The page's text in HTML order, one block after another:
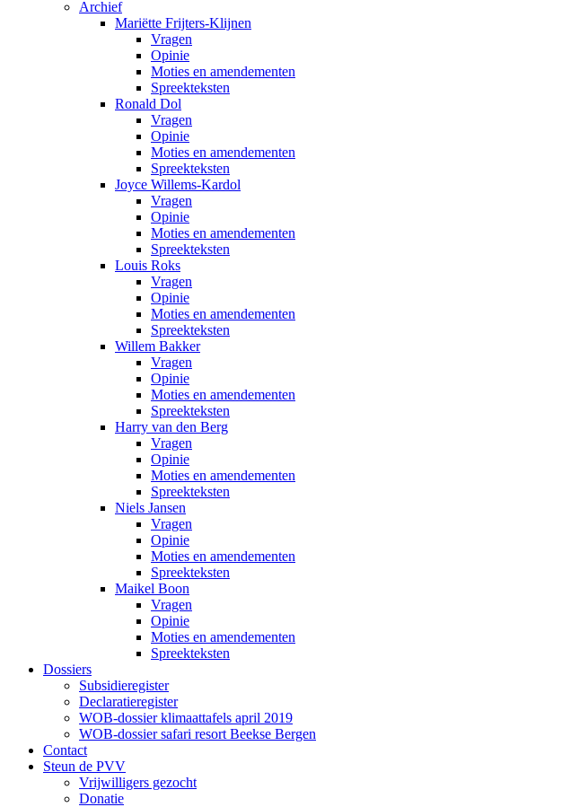
Archief
Mariëtte Frijters-Klijnen
Vragen
Opinie
Moties en amendementen
Spreekteksten
Ronald Dol
Vragen
Opinie
Moties en amendementen
Spreekteksten
Joyce Willems-Kardol
Vragen
Opinie
Moties en amendementen
Spreekteksten
Louis Roks
Vragen
Opinie
Moties en amendementen
Spreekteksten
Willem Bakker
Vragen
Opinie
Moties en amendementen
Spreekteksten
Harry van den Berg
Vragen
Opinie
Moties en amendementen
Spreekteksten
Niels Jansen
Vragen
Opinie
Moties en amendementen
Spreekteksten
Maikel Boon
Vragen
Opinie
Moties en amendementen
Spreekteksten
Dossiers
Subsidieregister
Declaratieregister
WOB-dossier klimaattafels april 2019
WOB-dossier safari resort Beekse Bergen
Contact
Steun de PVV
Vrijwilligers gezocht
Donatie